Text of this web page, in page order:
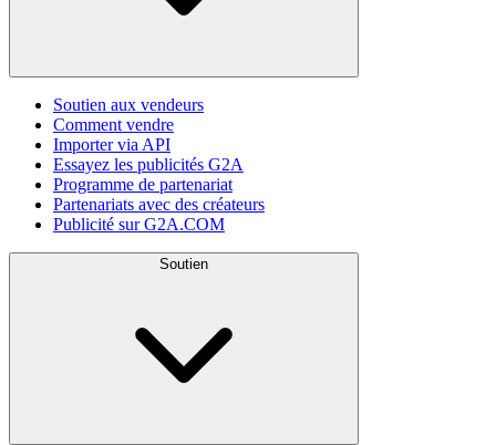
Soutien aux vendeurs
Comment vendre
Importer via API
Essayez les publicités G2A
Programme de partenariat
Partenariats avec des créateurs
Publicité sur G2A.COM
Soutien